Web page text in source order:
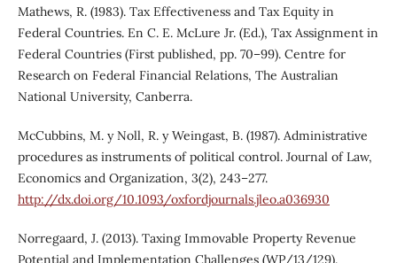
Mathews, R. (1983). Tax Effectiveness and Tax Equity in
Federal Countries. En C. E. McLure Jr. (Ed.), Tax Assignment in
Federal Countries (First published, pp. 70–99). Centre for
Research on Federal Financial Relations, The Australian
National University, Canberra.
McCubbins, M. y Noll, R. y Weingast, B. (1987). Administrative
procedures as instruments of political control. Journal of Law,
Economics and Organization, 3(2), 243–277.
http://dx.doi.org/10.1093/oxfordjournals.jleo.a036930
Norregaard, J. (2013). Taxing Immovable Property Revenue
Potential and Implementation Challenges (WP/13/129).